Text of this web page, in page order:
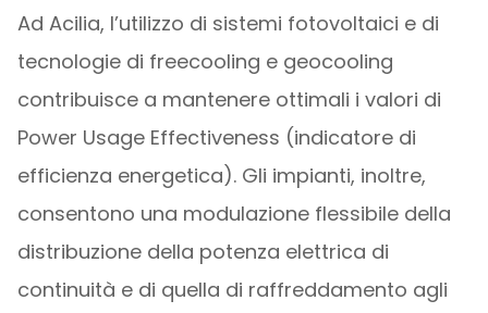
Ad Acilia, l’utilizzo di sistemi fotovoltaici e di
tecnologie di freecooling e geocooling
contribuisce a mantenere ottimali i valori di
Power Usage Effectiveness (indicatore di
efficienza energetica). Gli impianti, inoltre,
consentono una modulazione flessibile della
distribuzione della potenza elettrica di
continuità e di quella di raffreddamento agli